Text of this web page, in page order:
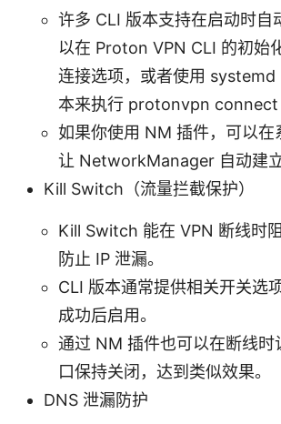
许多 CLI 版本支持在启动时自
以在 Proton VPN CLI 的初始
连接选项，或者使用
本来执行 protonvpn connect
如果你使用 NM 插件，可以在
让 NetworkManager 自动建立
Kill Switch（流量拦截保护）
Kill Switch 能在 VPN 断线时
防止 IP 泄漏。
CLI 版本通常提供相关开关选
成功后启用。
通过 NM 插件也可以在断线时
口保持关闭，达到类似效果。
DNS 泄漏防护